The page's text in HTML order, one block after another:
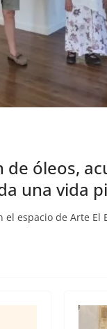
óleos,
una vida
espacio de Arte